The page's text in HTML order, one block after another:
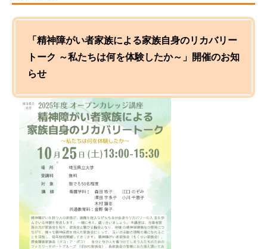
「精神障がい者家族による家族自身のリカバリー
トーク ～私たちは何を体験したか～」開催のお知
らせ